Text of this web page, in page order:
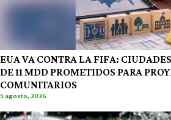
EUA VA CONTRA LA FIFA:
DE 11 MDD PROMETIDOS PARA
COMUNITARIOS
5 agosto, 2026